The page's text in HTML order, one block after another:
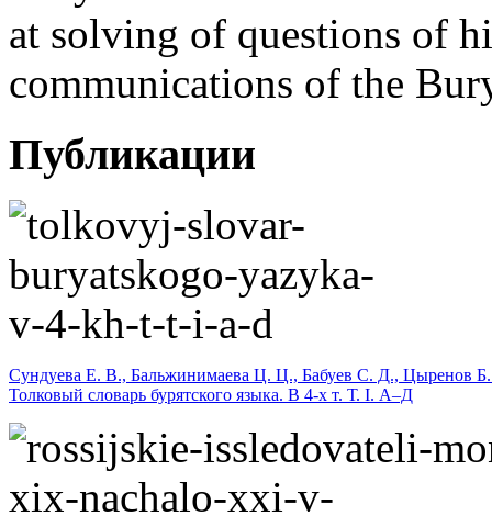
at solving of questions of
communications of the
Публикации
Сундуева Е. В., Бальжинимаева Ц. Ц., Бабуев С. Д., Цыренов
Толковый словарь бурятского языка. В 4-х т. Т. I. А–Д